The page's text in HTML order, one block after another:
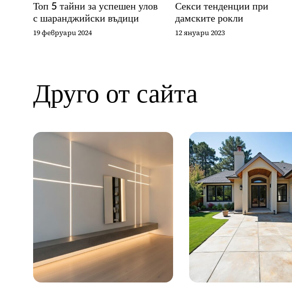
Топ 5 тайни за успешен улов
с шаранджийски въдици
19 февруари 2024
Секси тенденции при
дамските рокли
12 януари 2023
Друго от сайта